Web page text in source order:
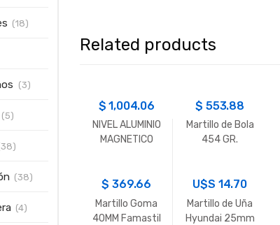
Related products
$1,004.06
NIVEL ALUMINIO
MAGNETICO
$ 553.88
Martillo de Bola
454 GR.
$369.66
Martillo Goma
40MM Famastil
U$S 14.70
Martillo de Uña
Hyundai 25mm
(18)
(3)
(5)
(38)
(4)